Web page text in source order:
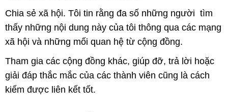
Chia sẻ xã hội. Tôi tin rằng đa số những người tìm
thấy những nội dung này của tôi thông qua các mạng
xã hội và những mối quan hệ từ cộng đồng.
Tham gia các cộng đồng khác, giúp đỡ, trả lời hoặc
giải đáp thắc mắc của các thành viên cũng là cách
kiếm được liên kết tốt.